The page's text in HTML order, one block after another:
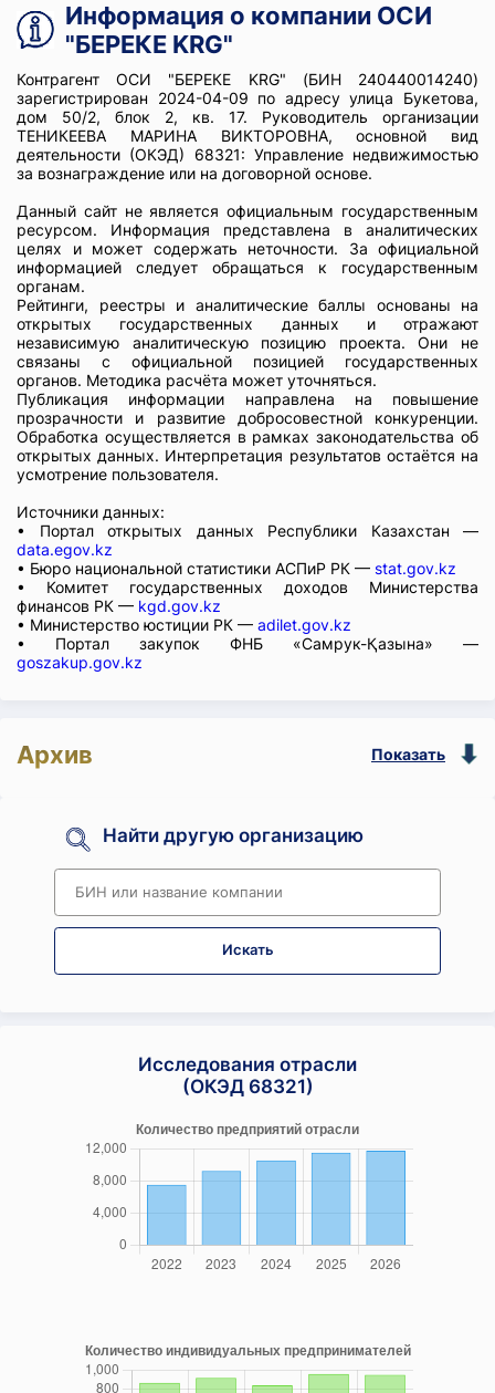
Информация о компании ОСИ
"БЕРЕКЕ KRG"
Контрагент ОСИ "БЕРЕКЕ KRG" (БИН 240440014240)
зарегистрирован 2024-04-09 по адресу улица Букетова,
дом 50/2, блок 2, кв. 17. Руководитель организации
ТЕНИКЕЕВА МАРИНА ВИКТОРОВНА, основной вид
деятельности (ОКЭД) 68321: Управление недвижимостью
за вознаграждение или на договорной основе.
Данный сайт не является официальным государственным
ресурсом. Информация представлена в аналитических
целях и может содержать неточности. За официальной
информацией следует обращаться к государственным
органам.
Рейтинги, реестры и аналитические баллы основаны на
открытых государственных данных и отражают
независимую аналитическую позицию проекта. Они не
связаны с официальной позицией государственных
органов. Методика расчёта может уточняться.
Публикация информации направлена на повышение
прозрачности и развитие добросовестной конкуренции.
Обработка осуществляется в рамках законодательства об
открытых данных. Интерпретация результатов остаётся на
усмотрение пользователя.
Источники данных:
• Портал открытых данных Республики Казахстан —
data.egov.kz
• Бюро национальной статистики АСПиР РК — stat.gov.kz
• Комитет государственных доходов Министерства
финансов РК — kgd.gov.kz
• Министерство юстиции РК — adilet.gov.kz
• Портал закупок ФНБ «Самрук-Қазына» —
goszakup.gov.kz
Архив Показать
Найти другую организацию
Искать
Исследования отрасли
(ОКЭД 68321)